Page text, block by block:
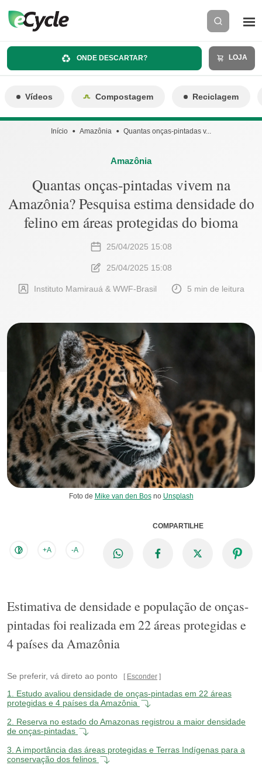
ONDE DESCARTAR? LOJA
Vídeos Compostagem Reciclagem
Início Amazônia Quantas onças-pintadas v...
Amazônia
Quantas onças-pintadas vivem na
Amazônia? Pesquisa estima densidade do
felino em áreas protegidas do bioma
25/04/2025 15:08
25/04/2025 15:08
Instituto Mamirauá & WWF-Brasil 5 min de leitura
Foto de Mike van den Bosno Unsplash
+A -A
COMPARTILHE
Estimativa de densidade e população de onças-
pintadas foi realizada em 22 áreas protegidas e
4 países da Amazônia
Se preferir, vá direto ao ponto Esconder
1.
Estudo avaliou densidade de onças-pintadas em 22 áreas
protegidas e 4 países da Amazônia
2.
Reserva no estado do Amazonas registrou a maior densidade
de onças-pintadas
3. A importância das áreas protegidas e Terras Indígenas para a
conservação dos felinos